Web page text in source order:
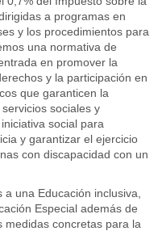
a programas en
y los procedimientos para
una normativa de
en promover la
y la participación en
que garanticen la
sociales y
social para
y garantizar el ejercicio
con discapacidad con un
una Educación inclusiva,
Especial además de
concretas para la